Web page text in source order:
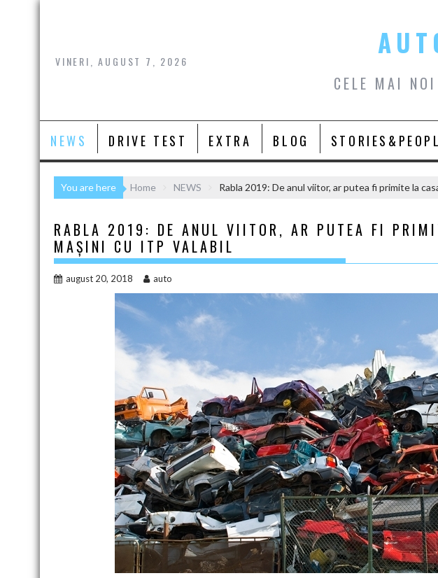
Skip
VINERI, AUGUST 7, 2026
CELE MAI
NEWS DRIVE TEST EXTRA BLOG
You are here Home NEWS Rabla 2019: De anul viitor, ar putea fi primite la
RABLA 2019: DE ANUL VIITOR, AR PUTEA FI
MAȘINI CU ITP VALABIL
august 20, 2018 auto